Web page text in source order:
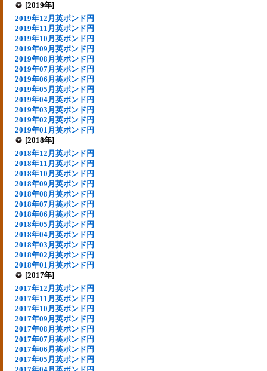
[2019年]
2019年12月英ポンド円
2019年11月英ポンド円
2019年10月英ポンド円
2019年09月英ポンド円
2019年08月英ポンド円
2019年07月英ポンド円
2019年06月英ポンド円
2019年05月英ポンド円
2019年04月英ポンド円
2019年03月英ポンド円
2019年02月英ポンド円
2019年01月英ポンド円
[2018年]
2018年12月英ポンド円
2018年11月英ポンド円
2018年10月英ポンド円
2018年09月英ポンド円
2018年08月英ポンド円
2018年07月英ポンド円
2018年06月英ポンド円
2018年05月英ポンド円
2018年04月英ポンド円
2018年03月英ポンド円
2018年02月英ポンド円
2018年01月英ポンド円
[2017年]
2017年12月英ポンド円
2017年11月英ポンド円
2017年10月英ポンド円
2017年09月英ポンド円
2017年08月英ポンド円
2017年07月英ポンド円
2017年06月英ポンド円
2017年05月英ポンド円